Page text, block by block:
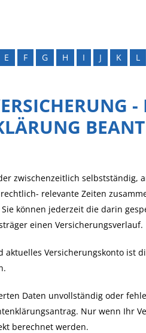
E F G H I J K L
zwischenzeitlich selbstständig,
relevante Zeiten
können jederzeit die darin
einen Versicherungsverlauf.
aktuelles Versicherungskonto ist
Daten unvollständig oder
Nur wenn Ihr
berechnet werden.